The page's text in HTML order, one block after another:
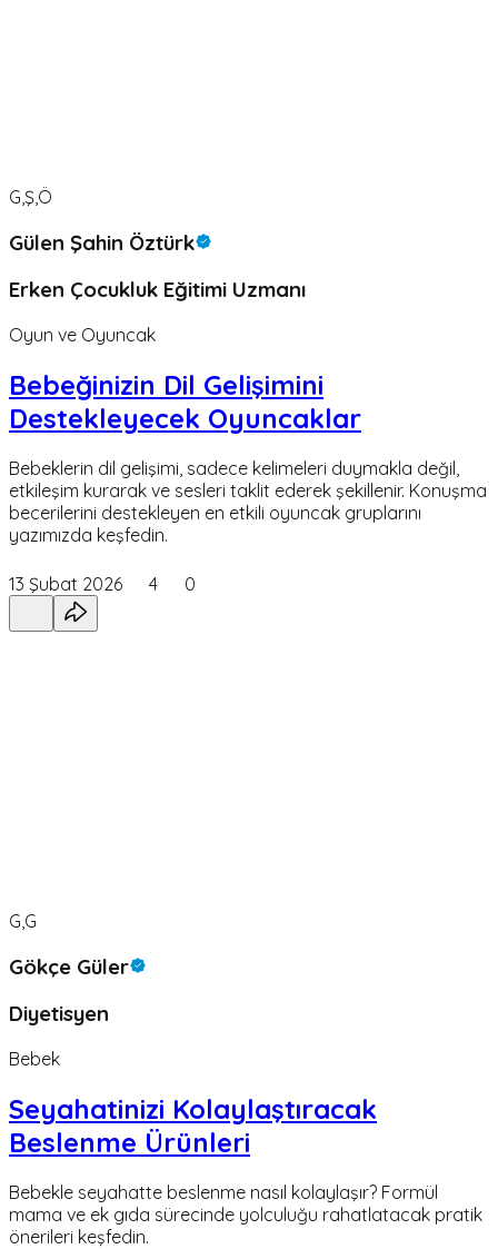
G,Ş,Ö
Gülen Şahin Öztürk
Erken Çocukluk Eğitimi Uzmanı
Oyun ve Oyuncak
Bebeğinizin Dil Gelişimini
Destekleyecek Oyuncaklar
Bebeklerin dil gelişimi, sadece kelimeleri duymakla değil,
etkileşim kurarak ve sesleri taklit ederek şekillenir. Konuşma
becerilerini destekleyen en etkili oyuncak gruplarını
yazımızda keşfedin.
13 Şubat 2026 4 0
G,G
Gökçe Güler
Diyetisyen
Bebek
Seyahatinizi Kolaylaştıracak
Beslenme Ürünleri
Bebekle seyahatte beslenme nasıl kolaylaşır? Formül
mama ve ek gıda sürecinde yolculuğu rahatlatacak pratik
önerileri keşfedin.